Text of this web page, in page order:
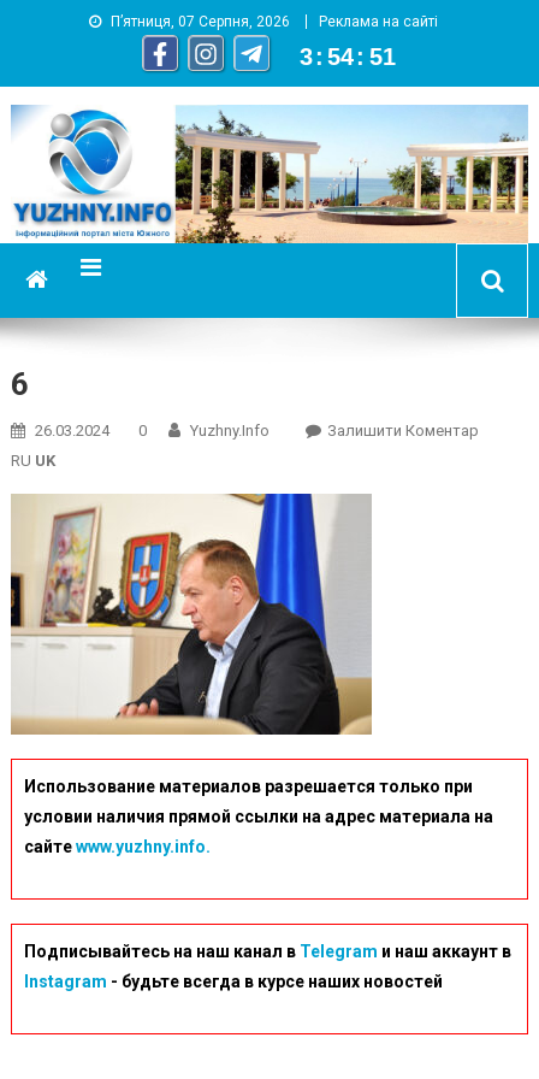
П’ятниця, 07 Серпня, 2026 Реклама на сайті
3 : 54 : 51
YUZHNY.INFO
информационный портал города Южный
6
26.03.2024 0 Yuzhny.info Залишити КоментарOn
RU UK
Использование материалов разрешается только при
условии наличия прямой ссылки на адрес материала на
сайтеwww.yuzhny.info.
Подписывайтесь на наш канал в Telegram и наш аккаунт в
Instagram - будьте всегда в курсе наших новостей